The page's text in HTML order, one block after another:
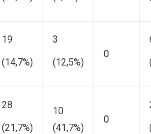
19
(14,7%)
3
(12,5%)
0
28
(21,7%)
10
(41,7%)
0